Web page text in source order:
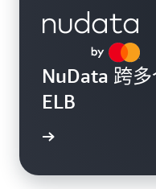
NuData 跨
ELB